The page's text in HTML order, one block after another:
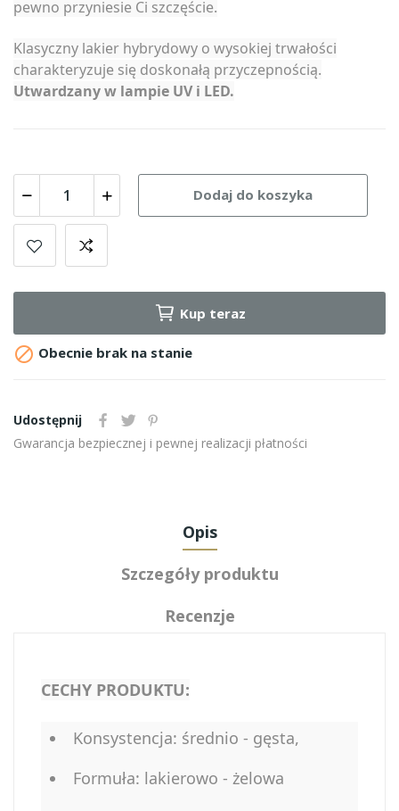
pewno przyniesie Ci szczęście.
Klasyczny lakier hybrydowy o wysokiej trwałości
charakteryzuje się doskonałą przyczepnością.
Utwardzany w lampie UV i LED.
Dodaj do koszyka
Kup teraz
 Obecnie brak na stanie
Udostępnij
Gwarancja bezpiecznej i pewnej realizacji płatności
Opis
Szczegóły produktu
Recenzje
CECHY PRODUKTU:
Konsystencja: średnio - gęsta,
Formuła: lakierowo - żelowa